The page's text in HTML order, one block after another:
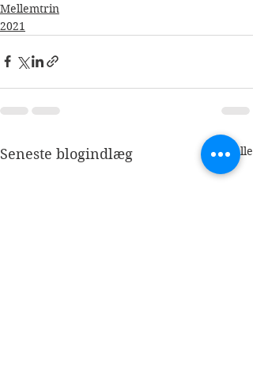
Mellemtrin
2021
Seneste blogindlæg Se alle